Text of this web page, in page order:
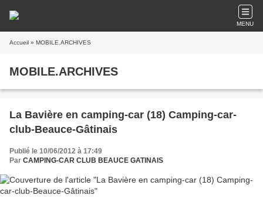
MENU
Accueil » MOBILE.ARCHIVES
MOBILE.ARCHIVES
La Bavière en camping-car (18) Camping-car-
club-Beauce-Gâtinais
Publié le 10/06/2012 à 17:49
Par CAMPING-CAR CLUB BEAUCE GATINAIS